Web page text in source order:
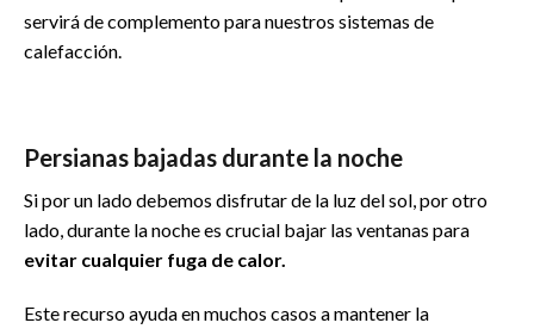
servirá de complemento para nuestros sistemas de
calefacción.
Persianas bajadas durante la noche
Si por un lado debemos disfrutar de la luz del sol, por otro
lado, durante la noche es crucial bajar las ventanas para
evitar cualquier fuga de calor.
Este recurso ayuda en muchos casos a mantener la